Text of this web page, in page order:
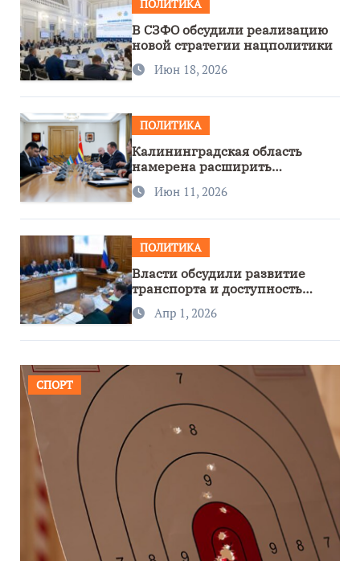
ПОЛИТИКА
В СЗФО обсудили реализацию
новой стратегии нацполитики
Июн 18, 2026
ПОЛИТИКА
Калининградская область
намерена расширить
сотрудничество с Узбекистаном
Июн 11, 2026
ПОЛИТИКА
Власти обсудили развитие
транспорта и доступность
региона
Апр 1, 2026
СПОРТ